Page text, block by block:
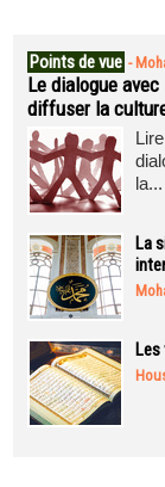
Points de vue -
Le dialogue
diffuser la
la...
La
Les